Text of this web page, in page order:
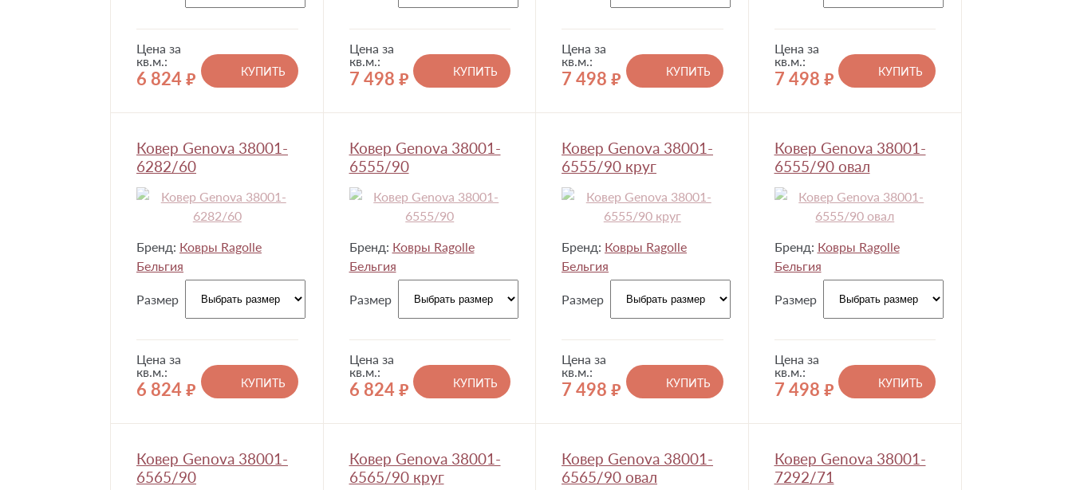
Цена за
кв.м.:
6 824 руб.
КУПИТЬ
Цена за
кв.м.:
7 498 руб.
КУПИТЬ
Цена за
кв.м.:
7 498 руб.
КУПИТЬ
Цена за
кв.м.:
7 498 руб.
КУПИТЬ
Ковер Genova 38001-
6282/60
Бренд: Ковры Ragolle
Бельгия
Размер
Цена за
кв.м.:
6 824 руб.
КУПИТЬ
Ковер Genova 38001-
6555/90
Бренд: Ковры Ragolle
Бельгия
Размер
Цена за
кв.м.:
6 824 руб.
КУПИТЬ
Ковер Genova 38001-
6555/90 круг
Бренд: Ковры Ragolle
Бельгия
Размер
Цена за
кв.м.:
7 498 руб.
КУПИТЬ
Ковер Genova 38001-
6555/90 овал
Бренд: Ковры Ragolle
Бельгия
Размер
Цена за
кв.м.:
7 498 руб.
КУПИТЬ
Ковер Genova 38001-
6565/90
Ковер Genova 38001-
6565/90 круг
Ковер Genova 38001-
6565/90 овал
Ковер Genova 38001-
7292/71